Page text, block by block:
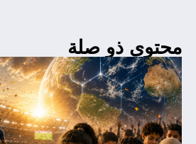
محتوى ذو صلة